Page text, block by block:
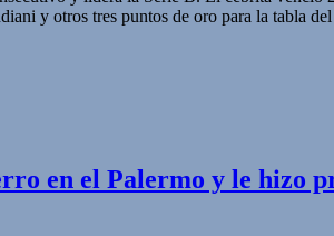
y otros tres puntos de oro para la
en el Palermo y le hizo